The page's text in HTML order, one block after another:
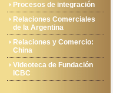
Procesos de integración
Relaciones Comerciales
de la Argentina
Relaciones y Comercio:
China
Videoteca de Fundación
ICBC